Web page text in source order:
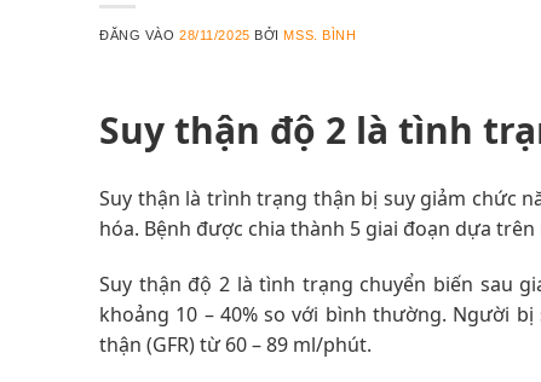
ĐĂNG VÀO28/11/2025 BỞIMSS. BÌNH
Suy thận độ 2 là tình
Suy thận là trình trạng thận bị suy giảm chức
hóa. Bệnh được chia thành 5 giai đoạn dựa trên
Suy thận độ 2 là tình trạng chuyển biến sau
khoảng 10 – 40% so với bình thường. Người
thận (GFR) từ 60 – 89 ml/phút.